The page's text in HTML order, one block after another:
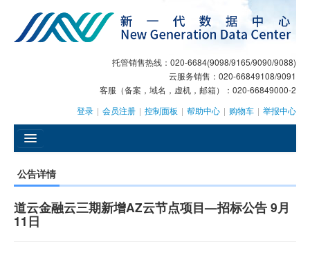
托管销售热线：020-6684(9098/9165/9090/9088)
云服务销售：020-66849108/9091
客服（备案，域名，虚机，邮箱）：020-66849000-2
登录 | 会员注册 | 控制面板 | 帮助中心 | 购物车 | 举报中心
GEO
AI客服
公告详情
道云金融云三期新增AZ云节点项目—招标公告 9月
11日